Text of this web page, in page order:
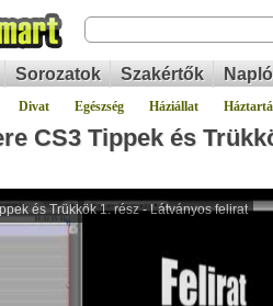
Sorozatok Szakértők Napló
Divat Egészség Háziállat
CS3 Tippek és